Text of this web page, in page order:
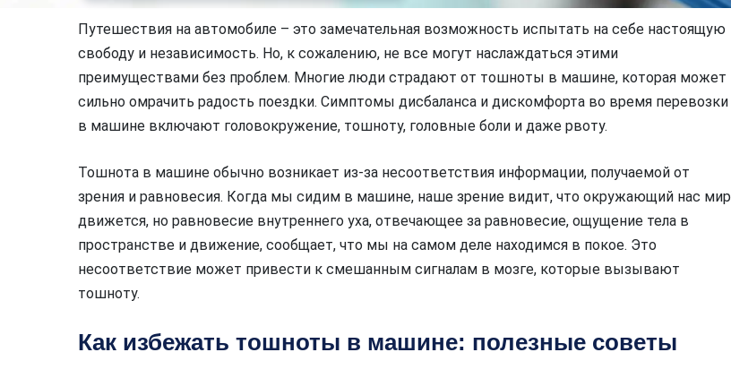
Путешествия на автомобиле – это замечательная возможность испытать на себе настоящую
свободу и независимость. Но, к сожалению, не все могут наслаждаться этими
преимуществами без проблем. Многие люди страдают от тошноты в машине, которая может
сильно омрачить радость поездки. Симптомы дисбаланса и дискомфорта во время перевозки
в машине включают головокружение, тошноту, головные боли и даже рвоту.
Тошнота в машине обычно возникает из-за несоответствия информации, получаемой от
зрения и равновесия. Когда мы сидим в машине, наше зрение видит, что окружающий нас мир
движется, но равновесие внутреннего уха, отвечающее за равновесие, ощущение тела в
пространстве и движение, сообщает, что мы на самом деле находимся в покое. Это
несоответствие может привести к смешанным сигналам в мозге, которые вызывают
тошноту.
Как избежать тошноты в машине: полезные советы